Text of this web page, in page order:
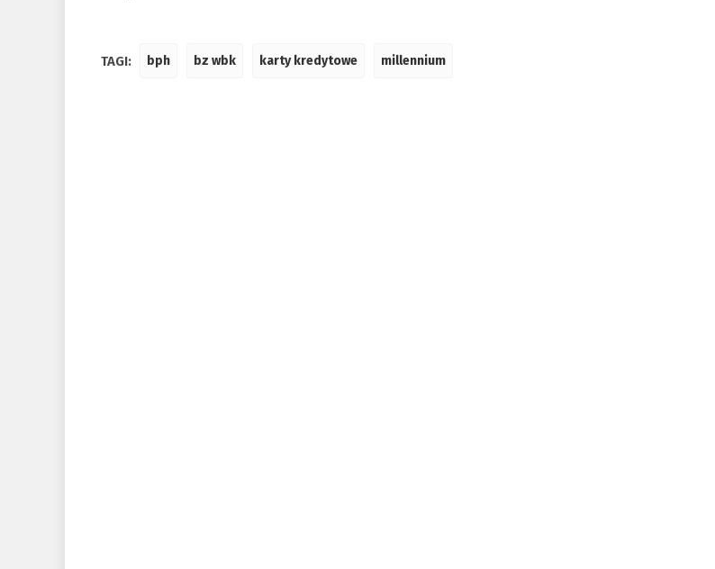
TAGI: bph bz wbk karty kredytowe millennium